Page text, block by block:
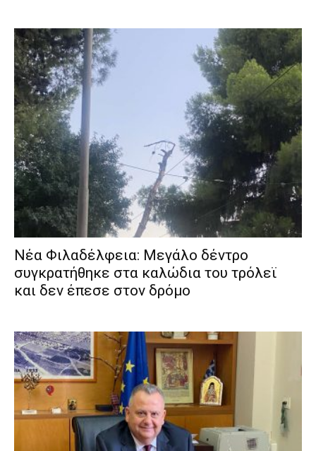
Νέα Φιλαδέλφεια: Μεγάλο δέντρο
συγκρατήθηκε στα καλώδια του τρόλεϊ
και δεν έπεσε στον δρόμο